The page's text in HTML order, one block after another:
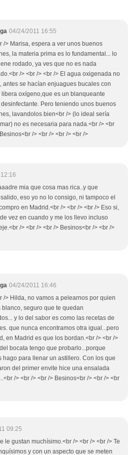
04/24/2011 16:55
/> Marisa, espera a ver unos buenos
la materia prima es lo fundamental... lo
rodado, ya ves que no es nada
/> <br /> <br /> El agua oxigenada no
antes se hacían enjuagues bucales con
oxígeno,que es un blanqueante
Pero teniendo unos buenos
lavandolos bien<br /> (lo ideal sería
no es necesaria para nada.<br /> <br
/> <br /> <br /> <br />
mia que cosa mas rica..y que
eso yo no lo consigo, ni tampoco el
en Madrid.<br /> <br /> <br /> Eso si,
vez en cuando y me los llevo incluso
/> <br /> <br /> Besinos<br /> <br />
04/24/2011 16:46
/> Hilda, no vamos a pelearnos por quien
blanco, seguro que te quedan
y lo del sabor es como las recetas de
que nunca encontramos otra igual...pero
en Madrid es que los bordan.<br /> <br />
bocata tengo que probarlo...porque
hago para llenar un astillero. Con los que
del primer envite hice una ensalada
/> <br /> <br /> Besinos<br /> <br /> <br
09:25
le gustan muchísimo.<br /> <br /> <br /> Te
y con un aspecto que se meten